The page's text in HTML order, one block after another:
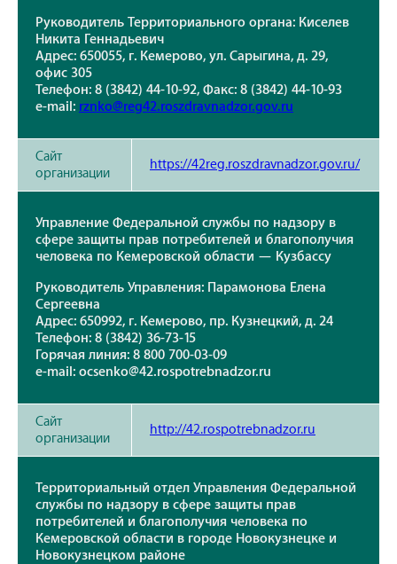
Руководитель Территориального органа: Киселев
Никита Геннадьевич
Адрес: 650055, г. Кемерово, ул. Сарыгина, д. 29,
офис 305
Телефон: 8 (3842) 44-10-92, Факс: 8 (3842) 44-10-93
e-mail: rznko@reg42.roszdravnadzor.gov.ru
Сайт
организации
https://42reg.roszdravnadzor.gov.ru/
Управление Федеральной службы по надзору в
сфере защиты прав потребителей и благополучия
человека по Кемеровской области — Кузбассу
Руководитель Управления: Парамонова Елена
Сергеевна
Адрес: 650992, г. Кемерово, пр. Кузнецкий, д. 24
Телефон: 8 (3842) 36-73-15
Горячая линия: 8 800 700-03-09
e-mail: ocsenko@42.rospotrebnadzor.ru
Сайт
организации
http://42.rospotrebnadzor.ru
Территориальный отдел Управления Федеральной
службы по надзору в сфере защиты прав
потребителей и благополучия человека по
Кемеровской области в городе Новокузнецке и
Новокузнецком районе